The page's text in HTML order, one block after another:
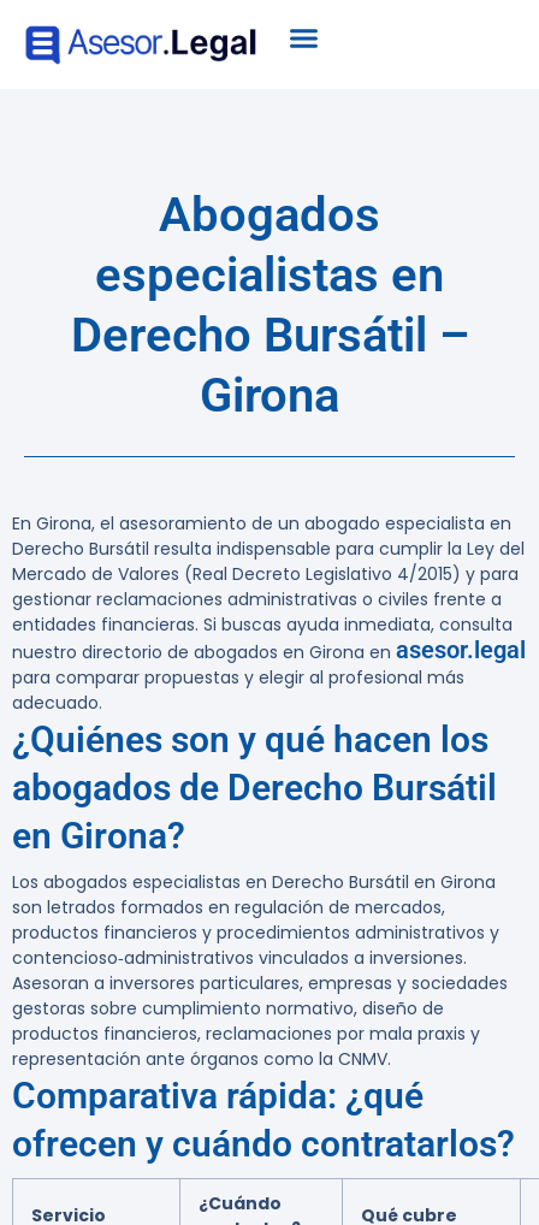
Abogados
especialistas en
Derecho Bursátil –
Girona
En Girona, el asesoramiento de un abogado especialista en
Derecho Bursátil resulta indispensable para cumplir la Ley del
Mercado de Valores (Real Decreto Legislativo 4/2015) y para
gestionar reclamaciones administrativas o civiles frente a
entidades financieras. Si buscas ayuda inmediata, consulta
nuestro directorio de abogados en Girona en asesor.legal
para comparar propuestas y elegir al profesional más
adecuado.
¿Quiénes son y qué hacen los
abogados de Derecho Bursátil
en Girona?
Los abogados especialistas en Derecho Bursátil en Girona
son letrados formados en regulación de mercados,
productos financieros y procedimientos administrativos y
contencioso‑administrativos vinculados a inversiones.
Asesoran a inversores particulares, empresas y sociedades
gestoras sobre cumplimiento normativo, diseño de
productos financieros, reclamaciones por mala praxis y
representación ante órganos como la CNMV.
Comparativa rápida: ¿qué
ofrecen y cuándo contratarlos?
Servicio
¿Cuándo
Qué cubre